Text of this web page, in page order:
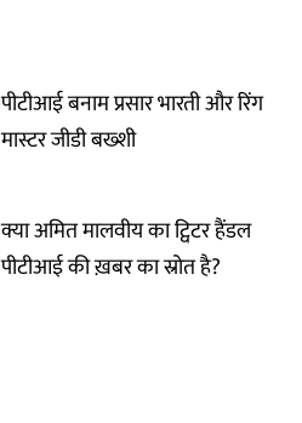
पीटीआई बनाम प्रसार भारती और रिंग
मास्टर जीडी बख्शी
क्या अमित मालवीय का ट्विटर हैंडल
पीटीआई की ख़बर का स्रोत है?